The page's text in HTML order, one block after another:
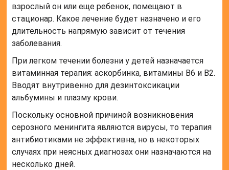
взрослый он или еще ребенок, помещают в
стационар. Какое лечение будет назначено и его
длительность напрямую зависит от течения
заболевания.
При легком течении болезни у детей назначается
витаминная терапия: аскорбинка, витамины B6 и B2.
Вводят внутривенно для дезинтоксикации
альбумины и плазму крови.
Поскольку основной причиной возникновения
серозного менингита являются вирусы, то терапия
антибиотиками не эффективна, но в некоторых
случаях при неясных диагнозах они назначаются на
несколько дней.